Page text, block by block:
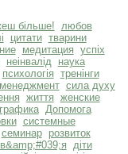
більше! любов
цитати тварини
медитация успіх
неінвалід
наука
психологія тренінги
сила духу
життя женские
графика Допомога
системные
семинар
розвиток
діти